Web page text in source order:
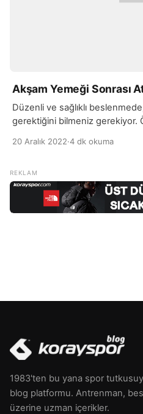
Akşam Yemeği Sonrası
Düzenli ve sağlıklı
gerektiğini bilmeniz gerekiyor.
yüksek besinleri tercih etmek
gibi hem protein içeren, hem
20 Aralık 2022·4 dk okuma
1983'ten bu yana spor
blog platformu. Antrenman,
üzerine uzman içerikler.